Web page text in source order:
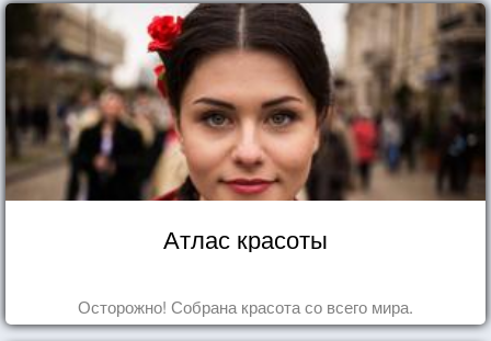
Атлас красоты
Осторожно! Собрана красота со всего мира.